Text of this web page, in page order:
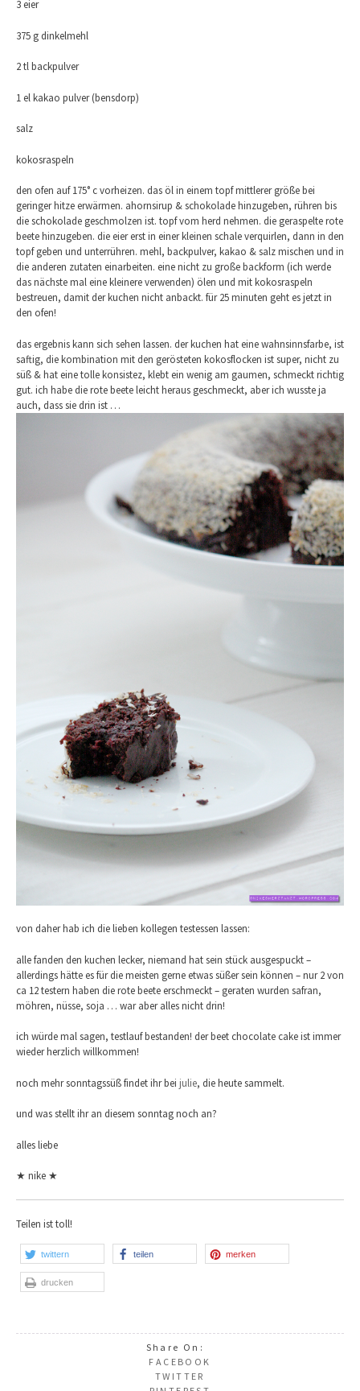
3 eier
375 g dinkelmehl
2 tl backpulver
1 el kakao pulver (bensdorp)
salz
kokosraspeln
den ofen auf 175° c vorheizen. das öl in einem topf mittlerer größe bei
geringer hitze erwärmen. ahornsirup & schokolade hinzugeben, rühren bis
die schokolade geschmolzen ist. topf vom herd nehmen. die geraspelte rote
beete hinzugeben. die eier erst in einer kleinen schale verquirlen, dann in den
topf geben und unterrühren. mehl, backpulver, kakao & salz mischen und in
die anderen zutaten einarbeiten. eine nicht zu große backform (ich werde
das nächste mal eine kleinere verwenden) ölen und mit kokosraspeln
bestreuen, damit der kuchen nicht anbackt. für 25 minuten geht es jetzt in
den ofen!
das ergebnis kann sich sehen lassen. der kuchen hat eine wahnsinnsfarbe, ist
saftig, die kombination mit den gerösteten kokosflocken ist super, nicht zu
süß & hat eine tolle konsistez, klebt ein wenig am gaumen, schmeckt richtig
gut. ich habe die rote beete leicht heraus geschmeckt, aber ich wusste ja
auch, dass sie drin ist …
von daher hab ich die lieben kollegen testessen lassen:
alle fanden den kuchen lecker, niemand hat sein stück ausgespuckt –
allerdings hätte es für die meisten gerne etwas süßer sein können – nur 2 von
ca 12 testern haben die rote beete erschmeckt – geraten wurden safran,
möhren, nüsse, soja … war aber alles nicht drin!
ich würde mal sagen, testlauf bestanden! der beet chocolate cake ist immer
wieder herzlich willkommen!
noch mehr sonntagssüß findet ihr bei julie, die heute sammelt.
und was stellt ihr an diesem sonntag noch an?
alles liebe
★ nike ★
Teilen ist toll!
twittern teilen merken
drucken
Share On:
FACEBOOK
TWITTER